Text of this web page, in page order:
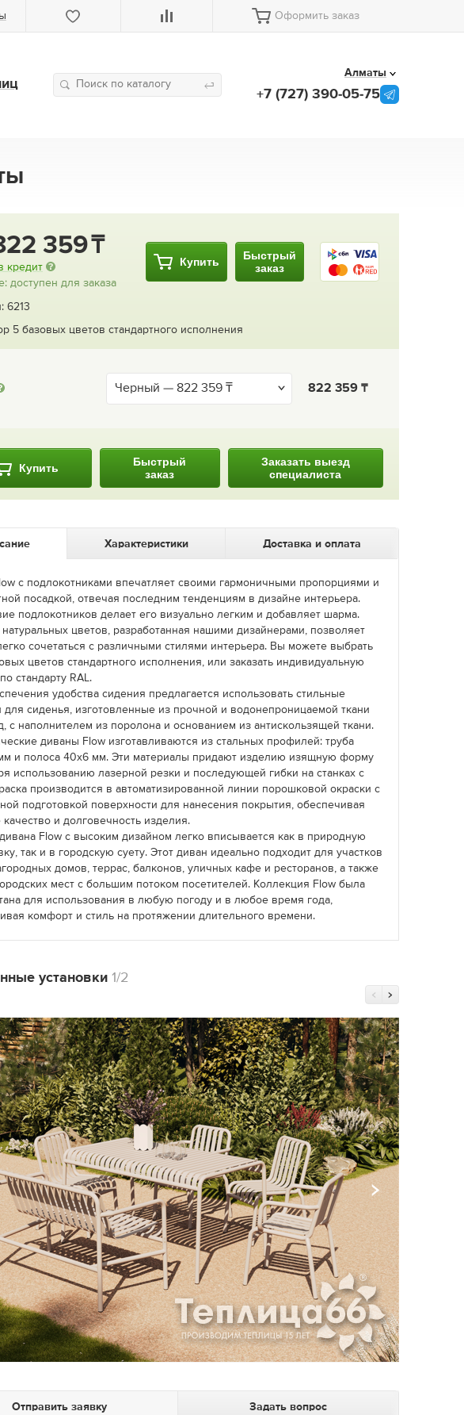
Оформить заказ
Алматы
+7 (727) 390-05-75
359
кредит
доступен для заказа
Купить
Быстрый
заказ
6213
5 базовых цветов стандартного исполнения
822 359
Купить
Быстрый
заказ
Заказать выезд
специалиста
Характеристики Доставка и оплата
с подлокотниками впечатляет своими гармоничными пропорциями и
посадкой, отвечая последним тенденциям в дизайне интерьера.
подлокотников делает его визуально легким и добавляет шарма.
натуральных цветов, разработанная нашими дизайнерами, позволяет
сочетаться с различными стилями интерьера. Вы можете выбрать
цветов стандартного исполнения, или заказать индивидуальную
стандарту RAL.
удобства сидения предлагается использовать стильные
для сиденья, изготовленные из прочной и водонепроницаемой ткани
с наполнителем из поролона и основанием из антискользящей ткани.
диваны Flow изготавливаются из стальных профилей: труба
и полоса 40х6 мм. Эти материалы придают изделию изящную форму
использованию лазерной резки и последующей гибки на станках с
производится в автоматизированной линии порошковой окраски с
подготовкой поверхности для нанесения покрытия, обеспечивая
качество и долговечность изделия.
Flow с высоким дизайном легко вписывается как в природную
так и в городскую суету. Этот диван идеально подходит для участков
домов, террас, балконов, уличных кафе и ресторанов, а также
мест с большим потоком посетителей. Коллекция Flow была
для использования в любую погоду и в любое время года,
комфорт и стиль на протяжении длительного времени.
установки 1/2
Отправить заявку Задать вопрос